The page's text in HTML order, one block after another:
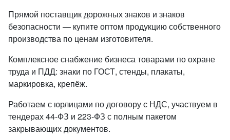
Прямой поставщик дорожных знаков и знаков
безопасности — купите оптом продукцию собственного
производства по ценам изготовителя.
Комплексное снабжение бизнеса товарами по охране
труда и ПДД: знаки по ГОСТ, стенды, плакаты,
маркировка, крепёж.
Работаем с юрлицами по договору с НДС, участвуем в
тендерах 44-ФЗ и 223-ФЗ с полным пакетом
закрывающих документов.